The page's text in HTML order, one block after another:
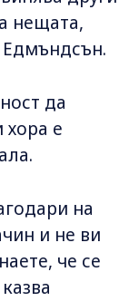
нещата,
Едмъндсън.
да
хора е
на
и не ви
че се